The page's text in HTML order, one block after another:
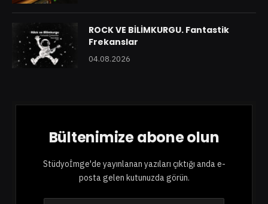
ROCK VE BİLİMKURGU. Fantastik
Frekanslar
04.08.2026
Bültenimize abone olun
Stüdyoİmge'de yayınlanan yazıları çıktığı anda e-
posta gelen kutunuzda görün.